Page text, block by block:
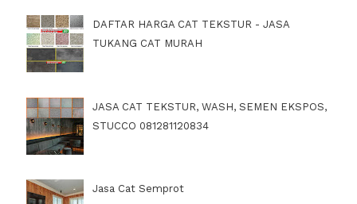
DAFTAR HARGA CAT TEKSTUR - JASA
TUKANG CAT MURAH
JASA CAT TEKSTUR, WASH, SEMEN EKSPOS,
STUCCO 081281120834
Jasa Cat Semprot